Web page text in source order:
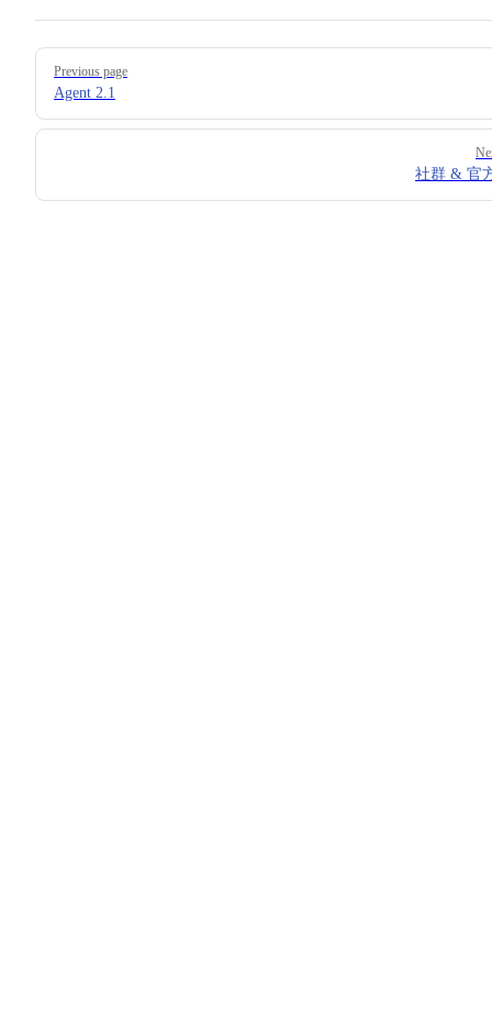
Pager
Previous page
Agent 2.1
社群 & 官